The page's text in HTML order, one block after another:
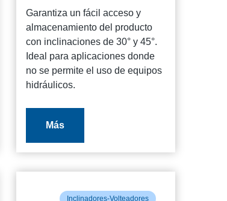
Garantiza un fácil acceso y
almacenamiento del producto
con inclinaciones de 30° y 45°.
Ideal para aplicaciones donde
no se permite el uso de equipos
hidráulicos.
Más
Inclinadores-Volteadores